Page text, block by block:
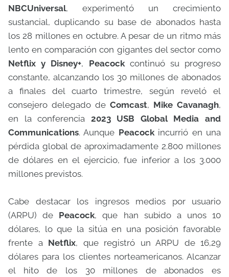
NBCUniversal, experimentó un crecimiento
sustancial, duplicando su base de abonados hasta
los 28 millones en octubre. A pesar de un ritmo más
lento en comparación con gigantes del sector como
Netflix y Disney+, Peacockcontinuó su progreso
constante, alcanzando los 30 millones de abonados
a finales del cuarto trimestre, según reveló el
consejero delegado de Comcast, Mike Cavanagh,
en la conferencia 2023 USB Global Media and
Communications. Aunque Peacockincurrió en una
pérdida global de aproximadamente 2.800 millones
de dólares en el ejercicio, fue inferior a los 3.000
millones previstos.
Cabe destacar los ingresos medios por usuario
(ARPU) de Peacock, que han subido a unos 10
dólares, lo que la sitúa en una posición favorable
frente a Netflix, que registró un ARPU de 16,29
dólares para los clientes norteamericanos. Alcanzar
el hito de los 30 millones de abonados es